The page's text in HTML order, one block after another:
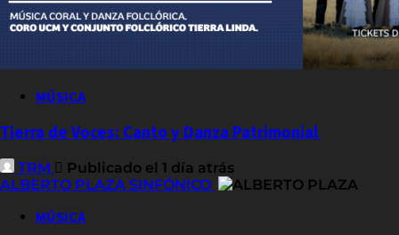
MÚSICA
Tierra de Voces: Canto y Danza Patrimonial
TRM
Publicado el 1 día atrás
ALBERTO PLAZA SINFÓNICO
MÚSICA